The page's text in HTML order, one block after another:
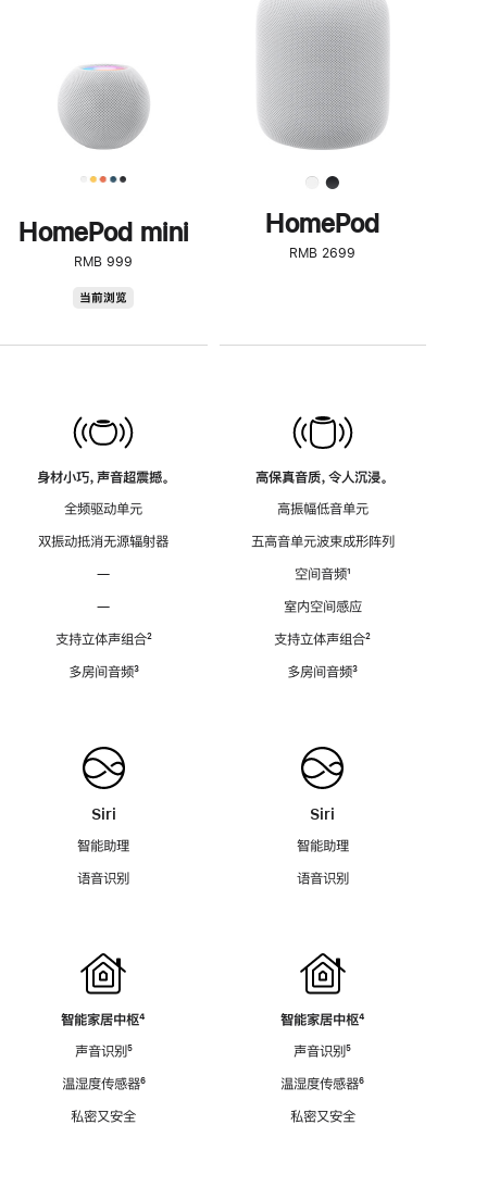
HomePod mini
RMB 999
当前浏览
身材小巧，声音超震撼。
全频驱动单元
双振动抵消无源辐射器
—
—
支持立体声组合脚
²
多房间音频脚
³
Siri
智能助理
语音识别
智能家居中枢脚
⁴
声音识别脚
⁵
温湿度传感器脚
⁶
私密又安全
了
解
HomePod<
HomePod
RMB 2699
高保真音质，令人沉浸。
高振幅低音单元
五高音单元波束成形阵列
空间音频脚
¹
室内空间感应
支持立体声组合脚
²
多房间音频脚
³
Siri
智能助理
语音识别
智能家居中枢脚
⁴
声音识别脚
⁵
温湿度传感器脚
⁶
私密又安全